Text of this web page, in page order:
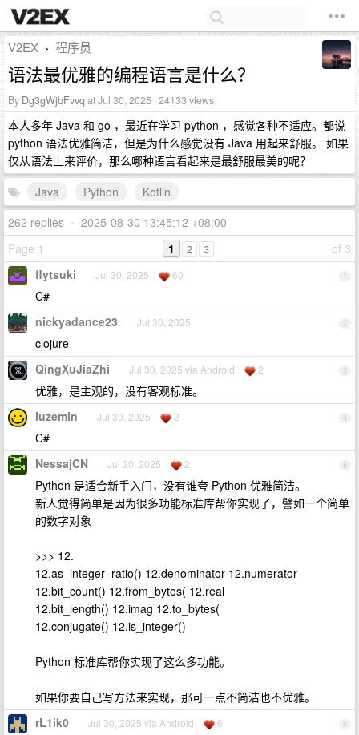
V2EX › 程序员
语法最优雅的编程语言是什么？
By Dg3gWjbFvvq at Jul 30, 2025 · 24133 views
本人多年 Java 和 go ，最近在学习 python ，感觉各种不适应。都说
python 语法优雅简洁，但是为什么感觉没有 Java 用起来舒服。 如果
仅从语法上来评价，那么哪种语言看起来是最舒服最美的呢？
Java
Python
Kotlin
262 replies • 2025-08-30 13:45:12 +08:00
Page 1
of 3
1 2 3
1
flytsuki Jul 30, 2025 60
C#
2
nickyadance23 Jul 30, 2025
clojure
3
QingXuJiaZhi Jul 30, 2025 via Android 2
优雅，是主观的，没有客观标准。
4
luzemin Jul 30, 2025 2
C#
5
NessajCN Jul 30, 2025 2
Python 是适合新手入门，没有谁夸 Python 优雅简洁。
新人觉得简单是因为很多功能标准库帮你实现了，譬如一个简单
的数字对象
>>> 12.
12.as_integer_ratio() 12.denominator 12.numerator
12.bit_count() 12.from_bytes( 12.real
12.bit_length() 12.imag 12.to_bytes(
12.conjugate() 12.is_integer()
Python 标准库帮你实现了这么多功能。
如果你要自己写方法来实现，那可一点不简洁也不优雅。
6
rL1ik0 Jul 30, 2025 via Android 6